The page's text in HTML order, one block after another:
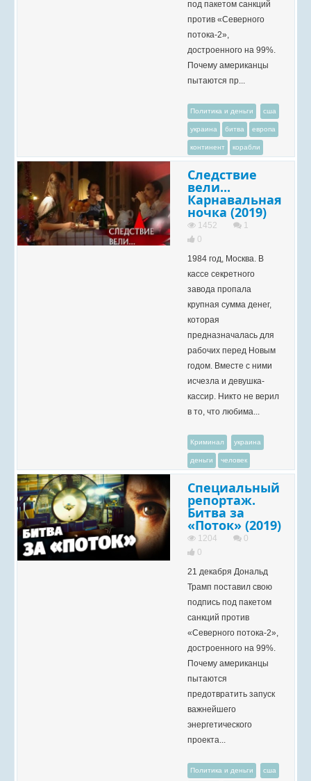
под пакетом санкций
против «Северного
потока-2»,
достроенного на 99%.
Почему американцы
пытаются пр...
Политика и деньги сша
украина битва европа
континент корабли
Следствие
вели...
Карнавальная
ночка (2019)
1452
1
0
1984 год, Москва. В
кассе секретного
завода пропала
крупная сумма денег,
которая
предназначалась для
рабочих перед Новым
годом. Вместе с ними
исчезла и девушка-
кассир. Никто не верил
в то, что любима...
Криминал украина
деньги человек
Специальный
репортаж.
Битва за
«Поток» (2019)
1204
0
0
21 декабря Дональд
Трамп поставил свою
подпись под пакетом
санкций против
«Северного потока-2»,
достроенного на 99%.
Почему американцы
пытаются
предотвратить запуск
важнейшего
энергетического
проекта...
Политика и деньги сша